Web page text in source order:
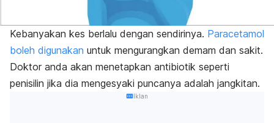
Kebanyakan kes berlalu dengan sendirinya. Paracetamol
boleh digunakan untuk mengurangkan demam dan sakit.
Doktor anda akan menetapkan antibiotik seperti
penisilin jika dia mengesyaki puncanya adalah jangkitan.
Iklan